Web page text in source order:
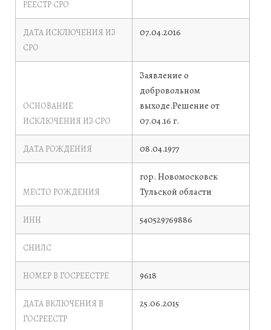
РЕЕСТР СРО
ДАТА ИСКЛЮЧЕНИЯ ИЗ
СРО
07.04.2016
ОСНОВАНИЕ
ИСКЛЮЧЕНИЯ ИЗ СРО
Заявление о
добровольном
выходе.Решение от
07.04.16 г.
ДАТА РОЖДЕНИЯ 08.04.1977
МЕСТО РОЖДЕНИЯ
гор. Новомосковск
Тульской области
ИНН 540529769886
СНИЛС
НОМЕР В ГОСРЕЕСТРЕ 9618
ДАТА ВКЛЮЧЕНИЯ В
ГОСРЕЕСТР
25.06.2015